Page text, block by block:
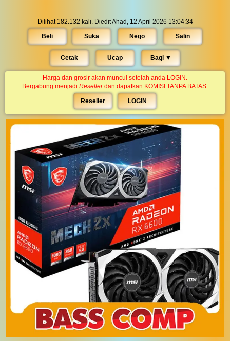
Dilihat 182.132 kali. Diedit Ahad, 12 April 2026 13:04:34
Beli Suka Nego Salin
Cetak Ucap Bagi ▼︎
Harga dan grosir akan muncul setelah anda LOGIN.
Bergabung menjadi Resellerdan dapatkan KOMISI TANPA BATAS.
Reseller LOGIN